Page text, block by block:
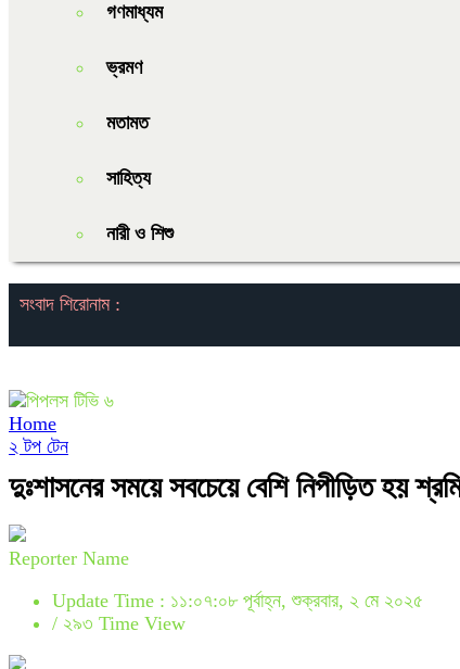
গণমাধ্যম
ভ্রমণ
মতামত
সাহিত্য
নারী ও শিশু
সংবাদ শিরোনাম :
Home
২ টপ টেন
দুঃশাসনের সময়ে সবচেয়ে বেশি নিপীড়িত
Reporter Name
Update Time : ১১:০৭:০৮ পূর্বাহ্ন, শুক্রবার, ২ মে ২০২৫
/ ২৯৩ Time View